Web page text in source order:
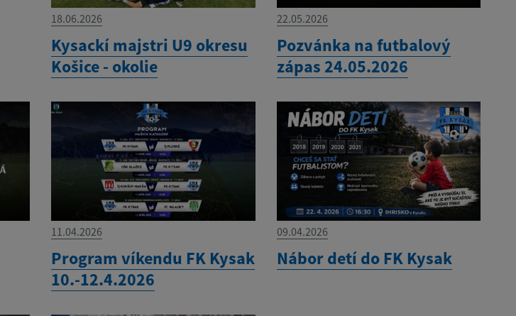
18.06.2026
Kysackí majstri U9 okresu
Košice - okolie
22.05.2026
Pozvánka na futbalový
zápas 24.05.2026
11.04.2026
Program víkendu FK Kysak
10.-12.4.2026
09.04.2026
Nábor detí do FK Kysak